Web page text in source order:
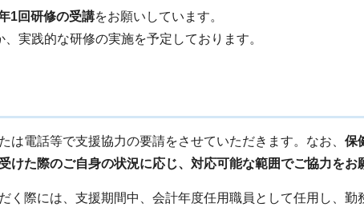
1回研修の受講をお願いしています。
実践的な研修の実施を予定しております。
は電話等で支援協力の要請をさせていただきます。なお、 保
けた際のご自身の状況に応じ、対応可能な範囲でご協力をお
く際には、支援期間中、会計年度任用職員として任用し、勤